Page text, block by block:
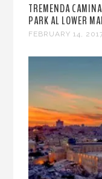
TREMENDA
PARK AL LOWER
FEBRUARY 14,